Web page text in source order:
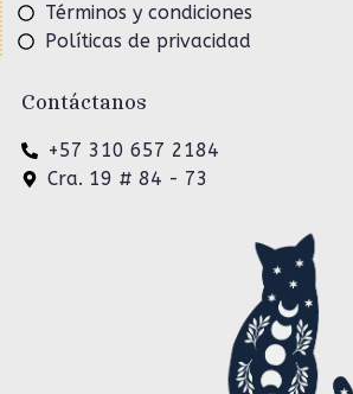
Términos y condiciones
Políticas de privacidad
Contáctanos
+57 310 657 2184
Cra. 19 # 84 - 73